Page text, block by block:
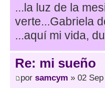
...la luz de la
verte...Gabriela
...aquí mi vida,
Re: mi sueño
por samcym » 02